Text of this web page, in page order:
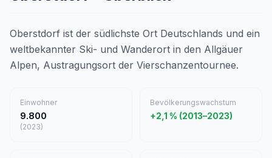
Oberstdorf ist der südlichste Ort Deutschlands und ein
weltbekannter Ski- und Wanderort in den Allgäuer
Alpen, Austragungsort der Vierschanzentournee.
Einwohner
9.800
(2023)
Bevölkerungswachstum
+2,1 % (2013–2023)